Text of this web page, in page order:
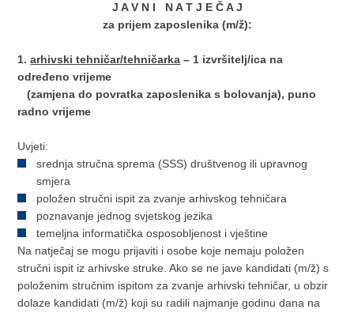
J A V N I N A T J E Č A J
za prijem zaposlenika (m/ž):
1. arhivski tehničar/tehničarka – 1 izvršitelj/ica na
određeno vrijeme
(zamjena do povratka zaposlenika s bolovanja), puno
radnovrijeme
Uvjeti:
srednja stručna sprema (SSS) društvenog ili upravnog
smjera
položen stručni ispit za zvanje arhivskog tehničara
poznavanje jednog svjetskog jezika
temeljna informatička osposobljenost i vještine
Na natječaj se mogu prijaviti i osobe koje nemaju položen
stručni ispit iz arhivske struke. Ako se ne jave kandidati (m/ž) s
položenim stručnim ispitom za zvanje arhivski tehničar, u obzir
dolaze kandidati (m/ž) koji su radili najmanje godinu dana na